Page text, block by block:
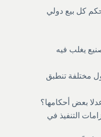
كل بيع دولي
يغلب فيه
مختلفة تنطبق
بعض أحكامها؟
التنفيذ في